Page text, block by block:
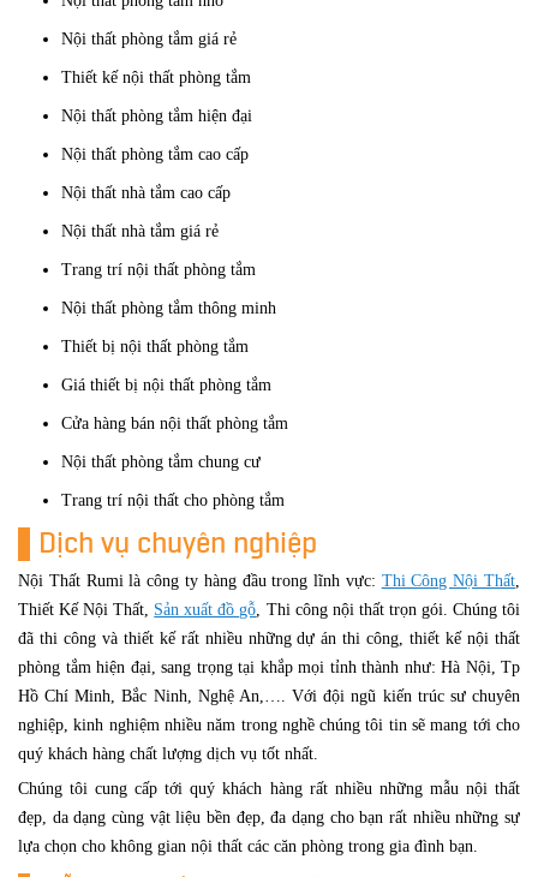
Nội thất phòng tắm giá rẻ
Thiết kế nội thất phòng tắm
Nội thất phòng tắm hiện đại
Nội thất phòng tắm cao cấp
Nội thất nhà tắm cao cấp
Nội thất nhà tắm giá rẻ
Trang trí nội thất phòng tắm
Nội thất phòng tắm thông minh
Thiết bị nội thất phòng tắm
Giá thiết bị nội thất phòng tắm
Cửa hàng bán nội thất phòng tắm
Nội thất phòng tắm chung cư
Trang trí nội thất cho phòng tắm
Dịch vụ chuyên nghiệp
Nội Thất Rumi là công ty hàng đầu trong lĩnh vực: Thi Công Nội Thất
Thiết Kế Nội Thất, Sản xuất đồ gỗ , Thi công nội thất trọn gói. Chúng tôi
đã thi công và thiết kế rất nhiều những dự án thi công, thiết kế nội thất
phòng tắm hiện đại, sang trọng tại khắp mọi tỉnh thành như: Hà Nội, Tp
Hồ Chí Minh, Bắc Ninh, Nghệ An,…. Với đội ngũ kiến trúc sư chuyên
nghiệp, kinh nghiệm nhiều năm trong nghề chúng tôi tin sẽ mang tới cho
quý khách hàng chất lượng dịch vụ tốt nhất.
Chúng tôi cung cấp tới quý khách hàng rất nhiều những mẫu nội thất
đẹp, da dạng cùng vật liệu bền đẹp, đa dạng cho bạn rất nhiều những sự
lựa chọn cho không gian nội thất các căn phòng trong gia đình bạn.